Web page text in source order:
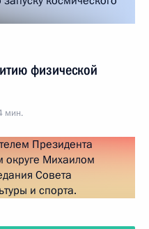
физической
мин.